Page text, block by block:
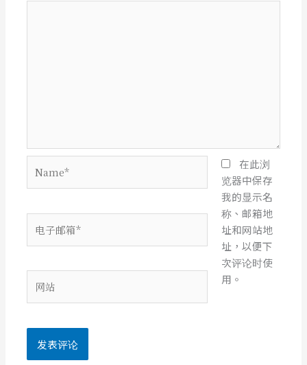
子
箱
站
在此浏
览器中保存
我的显示名
称、邮箱地
址和网站地
址，以便下
次评论时使
用。